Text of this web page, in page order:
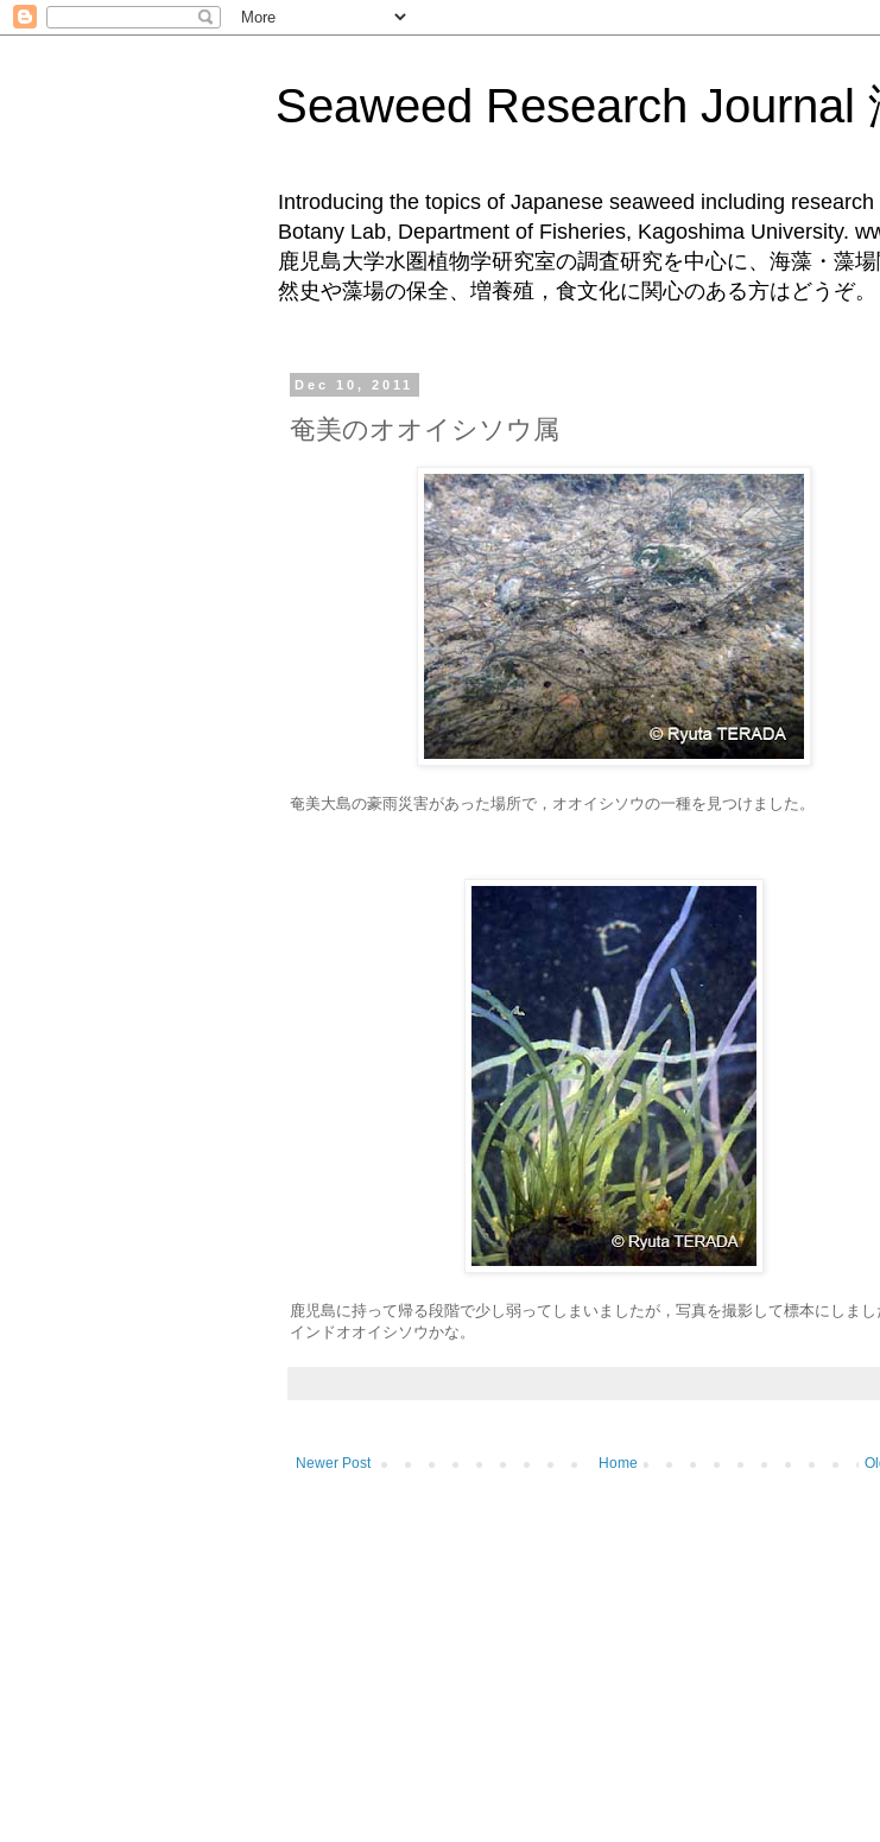
Seaweed Research Journal
Introducing the topics of Japanese seaweed including
Botany Lab, Department of Fisheries,
鹿児島大学水圏植物学研究室の調査研究を中心に、海藻・藻
然史や藻場の保全、増養殖，食文化に関心のある方はどうぞ。
Dec 10, 2011
奄美のオオイシソウ属
奄美大島の豪雨災害があった場所で，オオイシソウの一種を見つけました。
鹿児島に持って帰る段階で少し弱ってしまいましたが，写真を撮影して標本にしまし
インドオオイシソウかな。
Newer Post Home